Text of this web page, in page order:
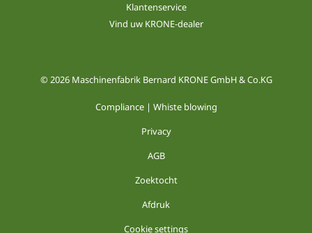
Klantenservice
Vind uw KRONE-dealer
© 2026 Maschinenfabrik Bernard KRONE GmbH & Co.KG
Compliance | Whiste blowing
Privacy
AGB
Zoektocht
Afdruk
Cookie settings